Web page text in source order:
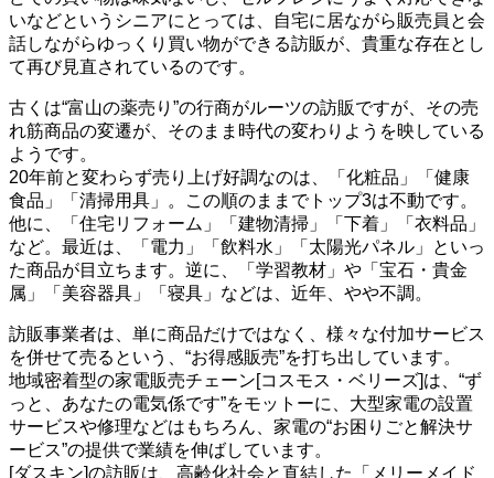
いなどというシニアにとっては、自宅に居ながら販売員と会
話しながらゆっくり買い物ができる訪販が、貴重な存在とし
て再び見直されているのです。
古くは“富山の薬売り”の行商がルーツの訪販ですが、その売
れ筋商品の変遷が、そのまま時代の変わりようを映している
ようです。
20年前と変わらず売り上げ好調なのは、「化粧品」「健康
食品」「清掃用具」。この順のままでトップ3は不動です。
他に、「住宅リフォーム」「建物清掃」「下着」「衣料品」
など。最近は、「電力」「飲料水」「太陽光パネル」といっ
た商品が目立ちます。逆に、「学習教材」や「宝石・貴金
属」「美容器具」「寝具」などは、近年、やや不調。
訪販事業者は、単に商品だけではなく、様々な付加サービス
を併せて売るという、“お得感販売”を打ち出しています。
地域密着型の家電販売チェーン[コスモス・ベリーズ]は、“ず
っと、あなたの電気係です”をモットーに、大型家電の設置
サービスや修理などはもちろん、家電の“お困りごと解決サ
ービス”の提供で業績を伸ばしています。
[ダスキン]の訪販は、高齢化社会と直結した「メリーメイド